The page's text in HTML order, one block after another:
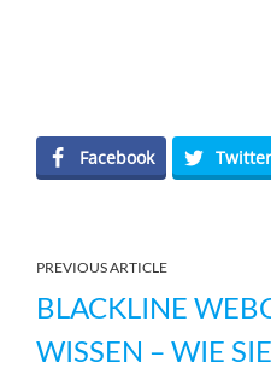
Facebook Twitter
PREVIOUS ARTICLE
BLACKLINE
WISSEN – WIE